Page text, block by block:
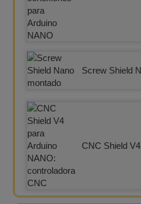
Screw Shield
CNC Shield V4